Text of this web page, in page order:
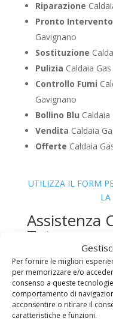
Per fornire le migliori
per memorizzare e/o
consenso a queste
comportamento di
acconsentire o ritirare il
caratteristiche e funzioni.
Riparazione
Pronto Intervento
Gavignano
Sostituzione
Pulizia Caldaia
Controllo Fumi
Gavignano
Bollino Blu
Vendita Caldaia
Offerte Caldaia
UTILIZZA IL FORM
Assistenza
Tata